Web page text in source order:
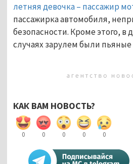
летняя девочка – пассажир
пассажирка автомобиля,
безопасности. Кроме этого, в
случаях зарулем были
КАК ВАМ НОВОСТЬ?
0 0 0 0 0